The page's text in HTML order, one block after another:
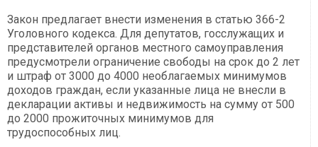
Закон предлагает внести изменения в статью 366-2
Уголовного кодекса. Для депутатов, госслужащих и
представителей органов местного самоуправления
предусмотрели ограничение свободы на срок до 2 лет
и штраф от 3000 до 4000 необлагаемых минимумов
доходов граждан, если указанные лица не внесли в
декларации активы и недвижимость на сумму от 500
до 2000 прожиточных минимумов для
трудоспособных лиц.